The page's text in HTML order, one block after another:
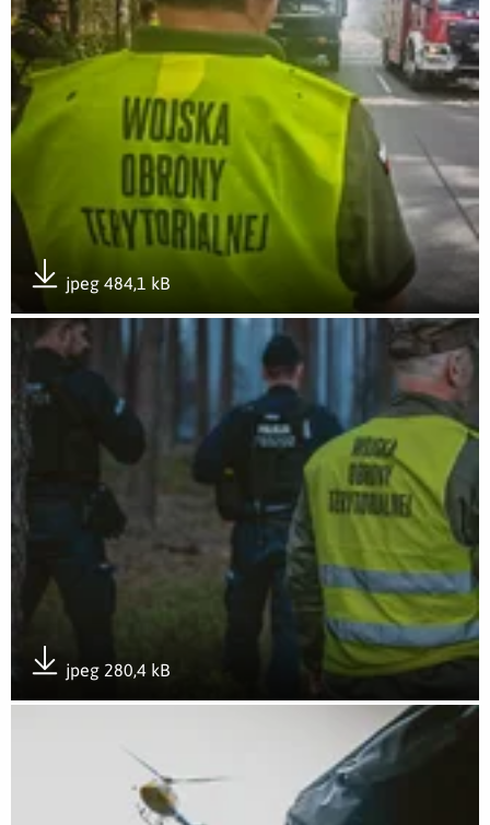
jpeg 484,1 kB
Otwórz załącznik 2LBOT - 10
jpeg 280,4 kB